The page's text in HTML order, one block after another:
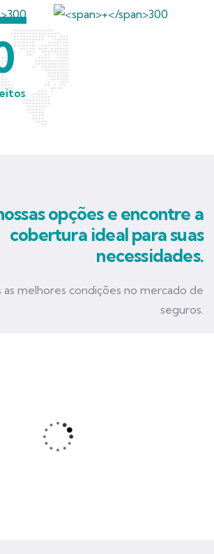
opções e encontre a
cobertura ideal para suas
necessidades.
as melhores condições no mercado de
seguros.